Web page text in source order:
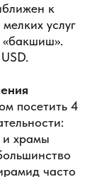
к
услуг
«бакшиш».
посетить 4
храмы
часто